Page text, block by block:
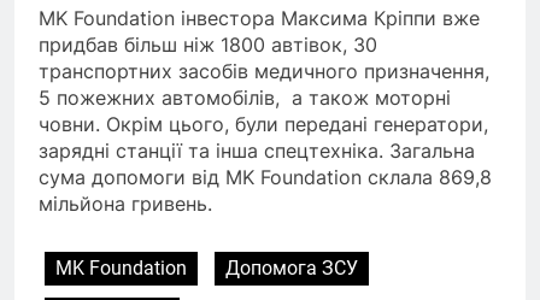
MK Foundation інвестора Максима Кріппи вже
придбав більш ніж 1800 автівок, 30
транспортних засобів медичного призначення,
5 пожежних автомобілів, а також моторні
човни. Окрім цього, були передані генератори,
зарядні станції та інша спецтехніка. Загальна
сума допомоги від MK Foundation склала 869,8
мільйона гривень.
MK Foundation
Допомога ЗСУ